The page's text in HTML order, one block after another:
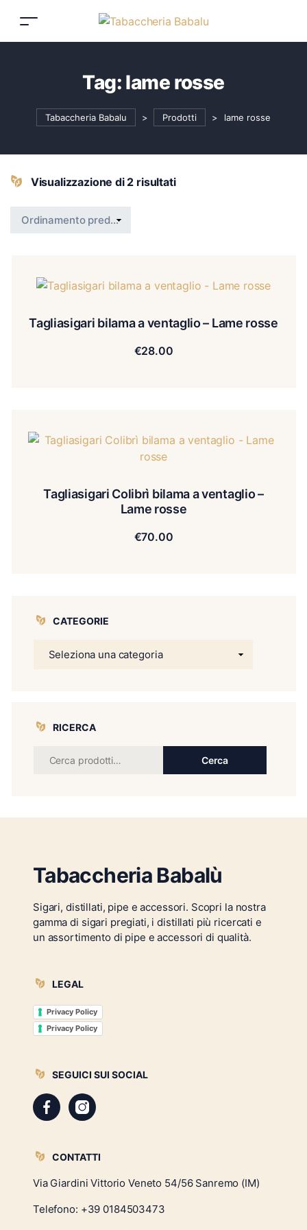
Tag: lame rosse
Tabaccheria Babalu > Prodotti > lame rosse
Visualizzazione di 2 risultati
Tagliasigari bilama a ventaglio – Lame rosse
€28.00
Tagliasigari Colibrì bilama a ventaglio –
Lame rosse
€70.00
CATEGORIE
RICERCA
Cerca
Tabaccheria Babalù
Sigari, distillati, pipe e accessori. Scopri la nostra
gamma di sigari pregiati, i distillati più ricercati e
un assortimento di pipe e accessori di qualità.
LEGAL
Privacy Policy
Privacy Policy
SEGUICI SUI SOCIAL
CONTATTI
Via Giardini Vittorio Veneto 54/56 Sanremo (IM)
Telefono: +39 0184503473